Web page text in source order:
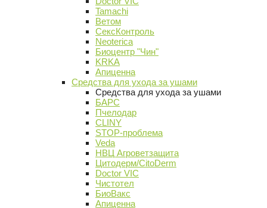
Tamachi
Ветом
СексКонтроль
Neoterica
Биоцентр "Чин"
KRKA
Апиценна
Средства для ухода за ушами
Средства для ухода за ушами
БАРС
Пчелодар
CLINY
STOP-проблема
Veda
НВЦ Агроветзащита
Цитодерм/CitoDerm
Doctor VIC
Чистотел
БиоВакс
Апиценна